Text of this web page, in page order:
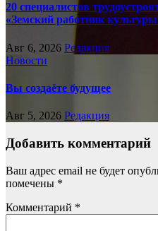
20 специалистов
«Земский работник
Авг 6, 2026 Редакция
Новости
Вы создаёте будущее
Авг 5, 2026 Редакция
Добавить комментарий
Ваш адрес email не будет
помечены *
Комментарий *